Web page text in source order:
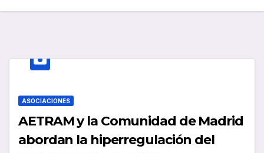
ASOCIACIONES
AETRAM y la Comunidad de Madrid
abordan la hiperregulación del